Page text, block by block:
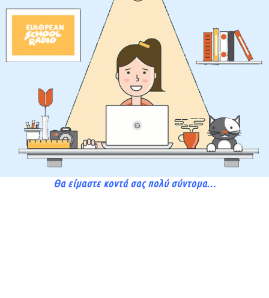
Θα είμαστε κοντά σας πολύ σύντομα…